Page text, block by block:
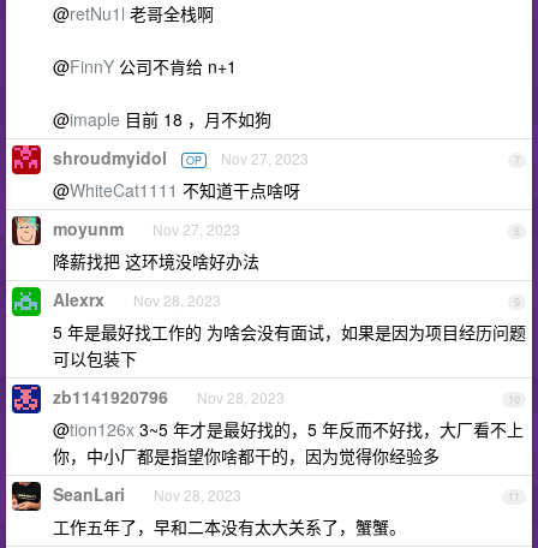
@retNu1l 老哥全栈啊
@FinnY 公司不肯给 n+1
@imaple 目前 18 ，月不如狗
7
shroudmyidol OP Nov 27, 2023
@WhiteCat1111 不知道干点啥呀
8
moyunm Nov 27, 2023
降薪找把 这环境没啥好办法
9
Alexrx Nov 28, 2023
5 年是最好找工作的 为啥会没有面试，如果是因为项目经历问题
可以包装下
10
zb1141920796 Nov 28, 2023
@tion126x 3~5 年才是最好找的，5 年反而不好找，大厂看不上
你，中小厂都是指望你啥都干的，因为觉得你经验多
11
SeanLari Nov 28, 2023
工作五年了，早和二本没有太大关系了，蟹蟹。